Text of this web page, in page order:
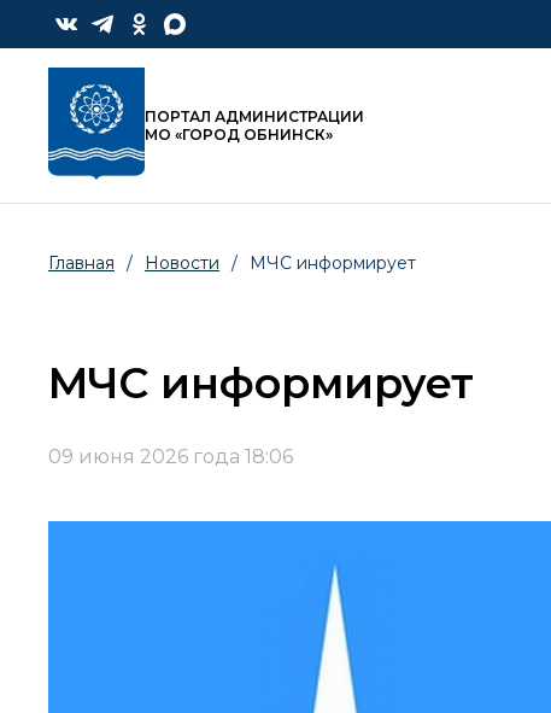
ПОРТАЛ АДМИНИСТРАЦИИ
МО «ГОРОД ОБНИНСК»
Главная / Новости / МЧС информирует
МЧС информирует
09 июня 2026 года 18:06